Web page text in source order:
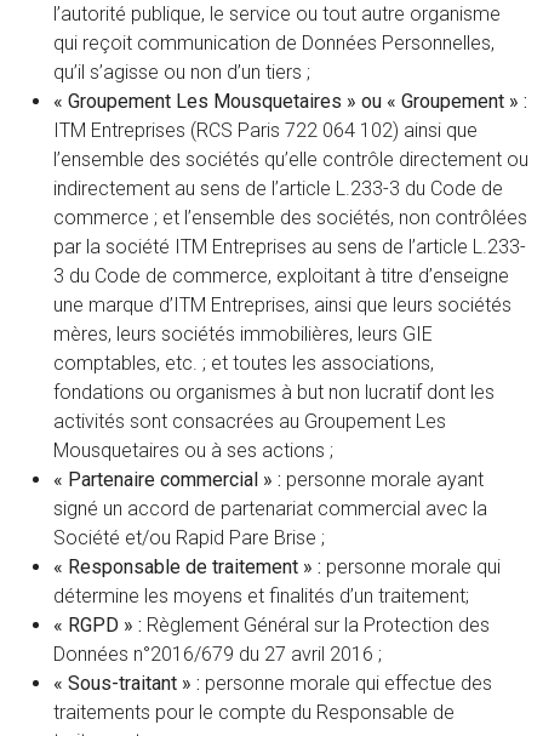
l’autorité publique, le service ou tout autre organisme
qui reçoit communication de Données Personnelles,
qu’il s’agisse ou non d’un tiers ;
« Groupement Les Mousquetaires » ou « Groupement » :
ITM Entreprises (RCS Paris 722 064 102) ainsi que
l’ensemble des sociétés qu’elle contrôle directement ou
indirectement au sens de l’article L.233-3 du Code de
commerce ; et l’ensemble des sociétés, non contrôlées
par la société ITM Entreprises au sens de l’article L.233-
3 du Code de commerce, exploitant à titre d’enseigne
une marque d’ITM Entreprises, ainsi que leurs sociétés
mères, leurs sociétés immobilières, leurs GIE
comptables, etc. ; et toutes les associations,
fondations ou organismes à but non lucratif dont les
activités sont consacrées au Groupement Les
Mousquetaires ou à ses actions ;
« Partenaire commercial » : personne morale ayant
signé un accord de partenariat commercial avec la
Société et/ou Rapid Pare Brise ;
« Responsable de traitement » : personne morale qui
détermine les moyens et finalités d’un traitement;
« RGPD » : Règlement Général sur la Protection des
Données n°2016/679 du 27 avril 2016 ;
« Sous-traitant » : personne morale qui effectue des
traitements pour le compte du Responsable de